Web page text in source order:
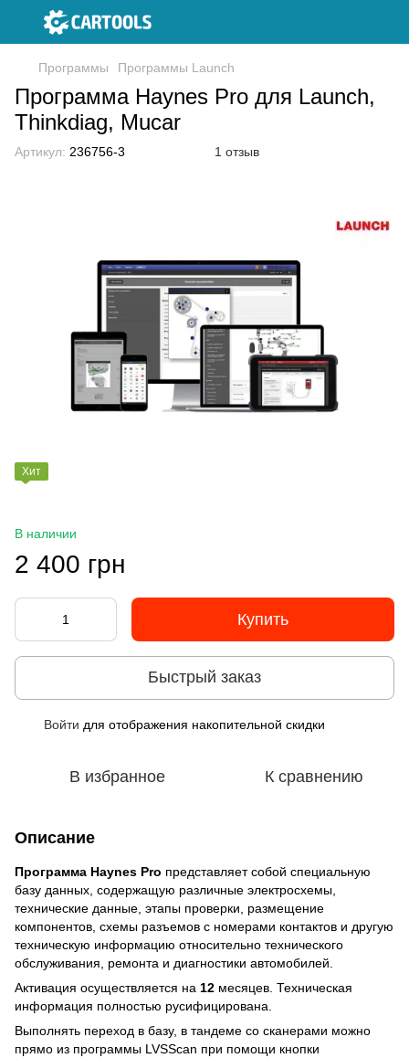
Программы Программы Launch
Программа Haynes Pro для Launch,
Thinkdiag, Mucar
Артикул: 236756-3 1 отзыв
Хит
В наличии
2 400 грн
Купить
Быстрый заказ
Войти для отображения накопительной скидки
В избранное К сравнению
Описание
Программа Haynes Pro представляет собой специальную
базу данных, содержащую различные электросхемы,
технические данные, этапы проверки, размещение
компонентов, схемы разъемов с номерами контактов и другую
техническую информацию относительно технического
обслуживания, ремонта и диагностики автомобилей.
Активация осуществляется на 12 месяцев. Техническая
информация полностью русифицирована.
Выполнять переход в базу, в тандеме со сканерами можно
прямо из программы LVSScan при помощи кнопки